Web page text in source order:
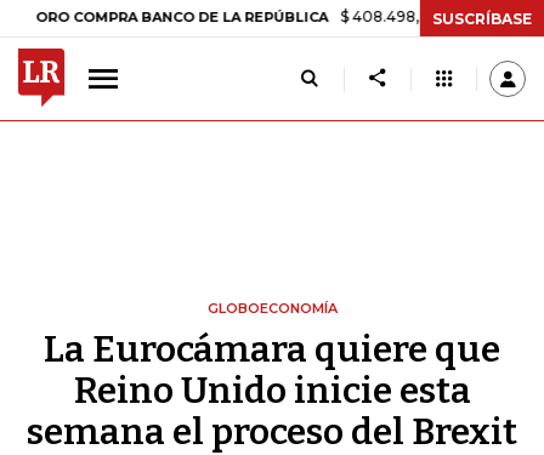
COMPRA BANCO DE LA REPÚBLICA $ 408.498,97 +$ 8.753,81 +2,19%
SUSCRÍBASE
GLOBOECONOMÍA
La Eurocámara quiere que
Reino Unido inicie esta
semana el proceso del Brexit